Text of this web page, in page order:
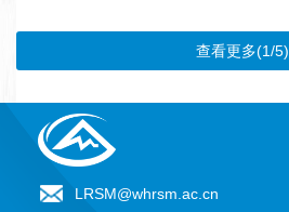
查看更多(1/5)
LRSM@whrsm.ac.cn